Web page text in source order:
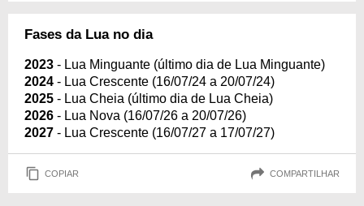
Fases da Lua no dia
2023 - Lua Minguante (último dia de Lua Minguante)
2024 - Lua Crescente (16/07/24 a 20/07/24)
2025 - Lua Cheia (último dia de Lua Cheia)
2026 - Lua Nova (16/07/26 a 20/07/26)
2027 - Lua Crescente (16/07/27 a 17/07/27)
COPIAR COMPARTILHAR